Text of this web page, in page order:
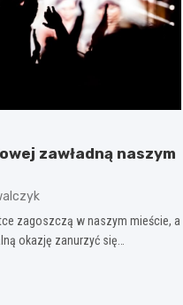
zawładną naszym
zagoszczą w naszym mieście, a
okazję zanurzyć się…